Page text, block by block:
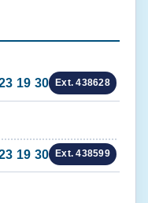
19 30 Ext. 438628
19 30 Ext. 438599